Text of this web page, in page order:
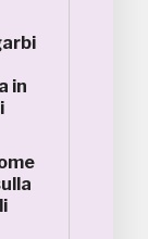
in